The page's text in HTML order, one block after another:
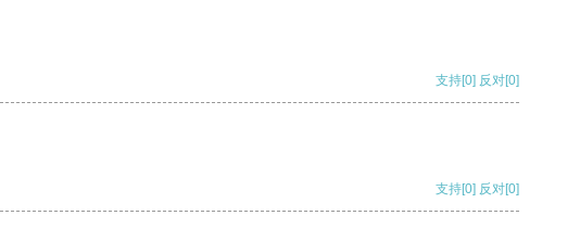
支持[0] 反对[0]
支持[0] 反对[0]